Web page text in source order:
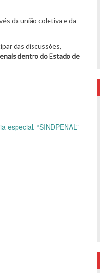
da união coletiva e da
das discussões,
dentro do Estado de
especial. “SINDPENAL”